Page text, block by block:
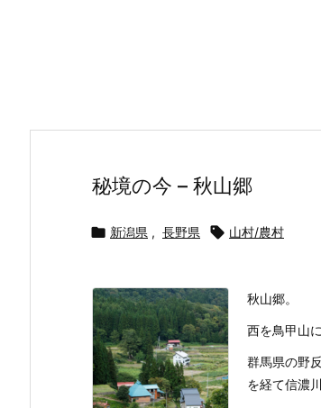
秘境の今 – 秋山郷
 新潟県 , 長野県  山村/農村
秋山郷。
西を鳥甲山
群馬県の野
を経て信濃